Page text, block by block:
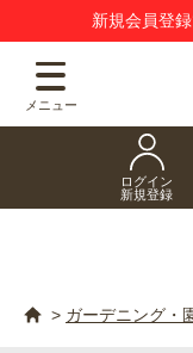
新規会員登
メニュー
ログイン
新規登録
> ガーデニング・